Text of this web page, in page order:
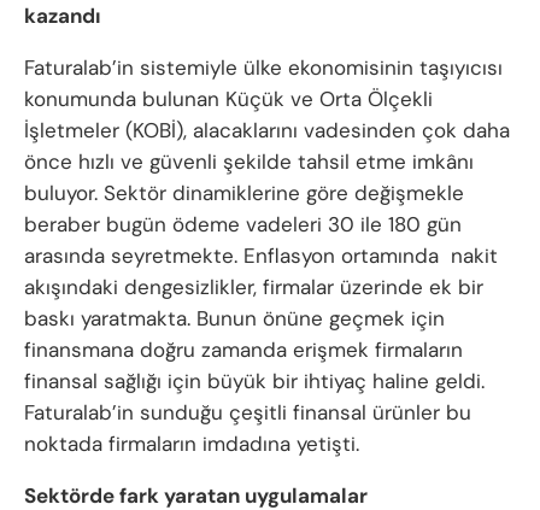
kazandı
Faturalab’in sistemiyle ülke ekonomisinin taşıyıcısı
konumunda bulunan Küçük ve Orta Ölçekli
İşletmeler (KOBİ), alacaklarını vadesinden çok daha
önce hızlı ve güvenli şekilde tahsil etme imkânı
buluyor. Sektör dinamiklerine göre değişmekle
beraber bugün ödeme vadeleri 30 ile 180 gün
arasında seyretmekte. Enflasyon ortamında nakit
akışındaki dengesizlikler, firmalar üzerinde ek bir
baskı yaratmakta. Bunun önüne geçmek için
finansmana doğru zamanda erişmek firmaların
finansal sağlığı için büyük bir ihtiyaç haline geldi.
Faturalab’in sunduğu çeşitli finansal ürünler bu
noktada firmaların imdadına yetişti.
Sektörde fark yaratan uygulamalar